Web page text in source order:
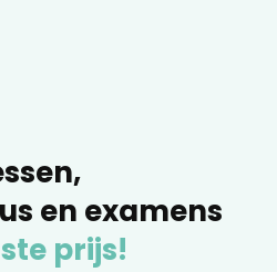
en examens
prijs!